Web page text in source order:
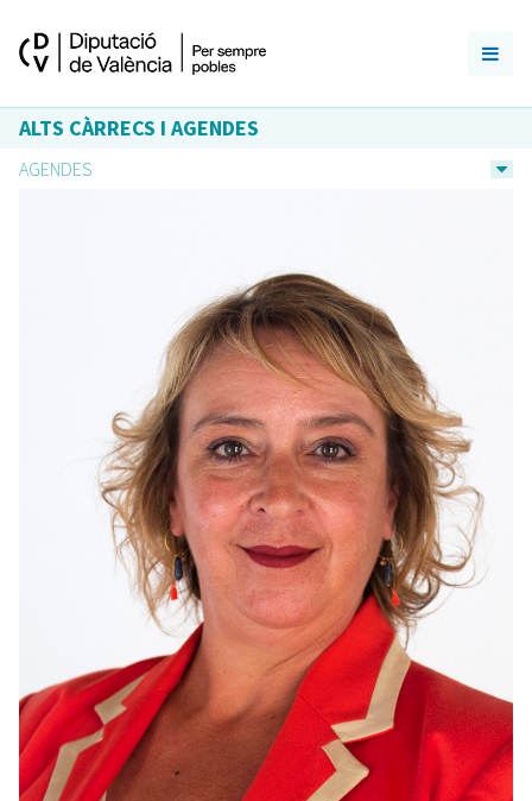
ALTS CÀRRECS I AGENDES
AGENDES